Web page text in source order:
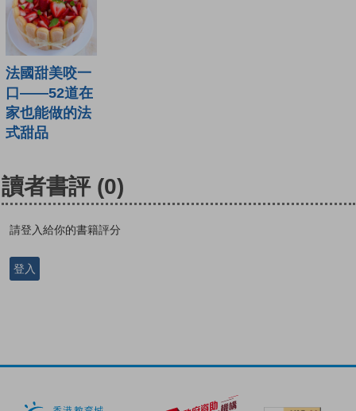
法國甜美咬一
口——52道在
家也能做的法
式甜品
讀者書評 (0)
請登入給你的書籍評分
登入